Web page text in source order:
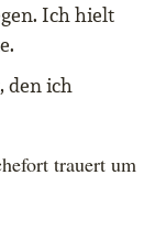
Ich hielt
den ich
trauert um